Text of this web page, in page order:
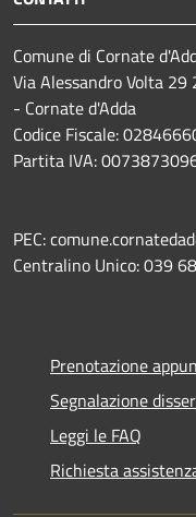
Comune di Cornate
Via Alessandro Volta
- Cornate d'Adda
Codice Fiscale:
Partita IVA:
PEC:
Centralino Unico: 039
Prenotazione
Segnalazione
Leggi le FAQ
Richiesta